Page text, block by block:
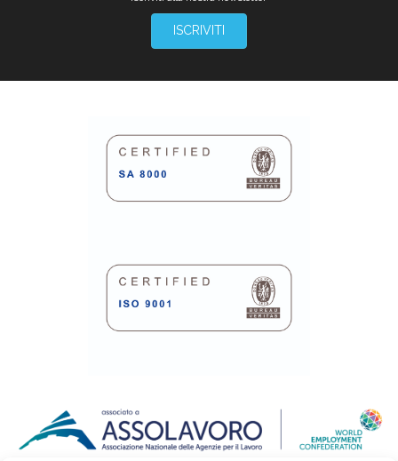
ISCRIVITI